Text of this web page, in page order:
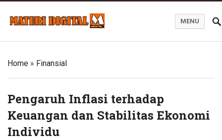
MENU
Home » Finansial
Pengaruh Inflasi terhadap
Keuangan dan Stabilitas Ekonomi
Individu